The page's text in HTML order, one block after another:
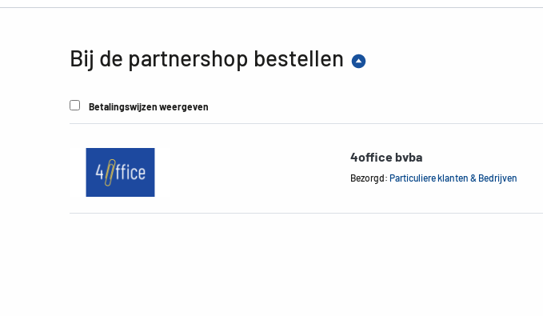
Bij de partnershop bestellen
Betalingswijzen weergeven
4office bvba
Bezorgd: Particuliere klanten & Bedrijven